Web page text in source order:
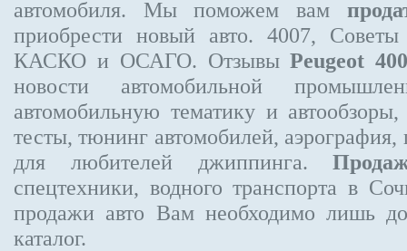
автомобиля. Мы поможем вам
приобрести новый авто. 4007, Советы
КАСКО и ОСАГО. ОтзывыPeugeot
новости автомобильной
автомобильную тематику и
тесты, тюнинг автомобилей,
для любителей джиппинга.
спецтехники, водного транспорта в
продажи авто Вам необходимо лишь
каталог.